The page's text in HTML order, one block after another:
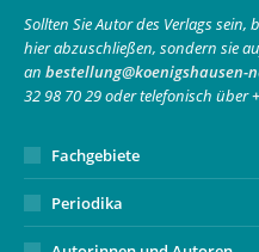
in
new
window
in
new
window
opens
in
new
window
Sollten Sie Autor des Verlags
hier abzuschließen, sondern sie
an bestellung@koenigshausen-
32 98 70 29 oder telefonisch über
Fachgebiete
Periodika